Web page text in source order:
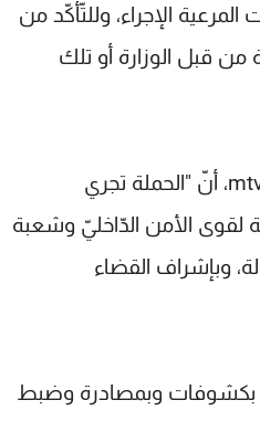
المرعية الإجراء، وللتّأكّد من
من قبل الوزارة أو تلك
ويوضح، في حديث لموقع mtv، أنّ "الحملة تجري
لقوى الأمن الدّاخليّ وشعبة
وبإشراف القضاء
بكشوفات وبمصادرة وضبط